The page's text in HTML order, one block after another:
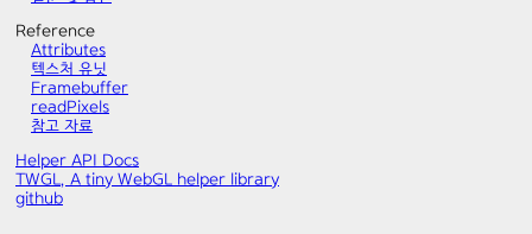
Reference
Attributes
텍스처 유닛
Framebuffer
readPixels
참고 자료
Helper API Docs
TWGL, A tiny WebGL helper library
github